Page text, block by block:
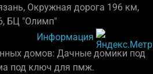
Окружная дорога 196 км,
БЦ "Олимп"
Информация
домов: Дачные домики под
под ключ для пмж.